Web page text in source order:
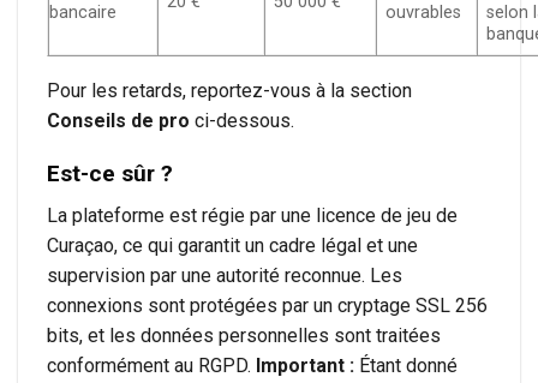
bancaire
ouvrables
selon
Pour les retards, reportez-vous à la section
Conseils de pro ci-dessous.
Est-ce sûr ?
La plateforme est régie par une licence de jeu de
Curaçao, ce qui garantit un cadre légal et une
supervision par une autorité reconnue. Les
connexions sont protégées par un cryptage SSL 256
bits, et les données personnelles sont traitées
conformément au RGPD. Important : Étant donné